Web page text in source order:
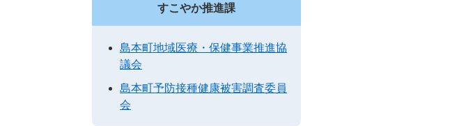
すこやか推進課
島本町地域医療・保健事業推進協
議会
島本町予防接種健康被害調査委員
会